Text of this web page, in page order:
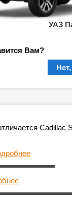
УАЗ
Вам?
Cadillac